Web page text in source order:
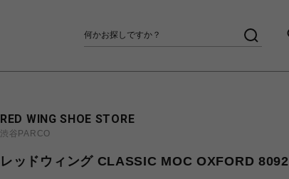
RED WING SHOE STORE
渋谷PARCO
レッドウィング CLASSIC MOC OXFORD 8092